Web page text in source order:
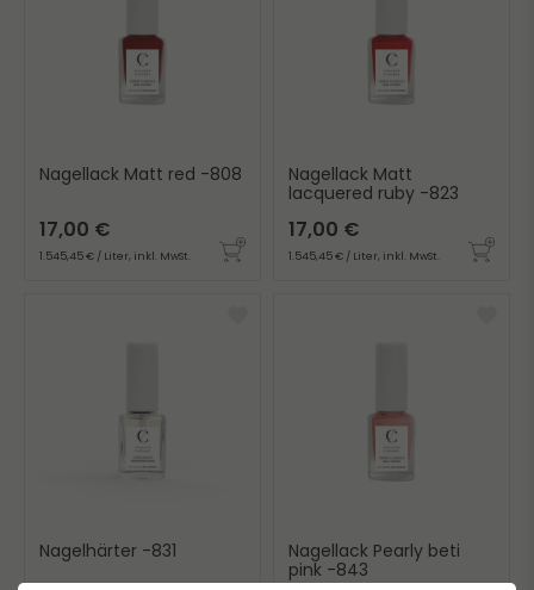
Nagellack Matt red -808
17,00 €
1.545,45 € / Liter, inkl. MwSt.
Nagellack Matt
lacquered ruby -823
17,00 €
1.545,45 € / Liter, inkl. MwSt.
Nagelhärter -831
Nagellack Pearly beti
pink -843